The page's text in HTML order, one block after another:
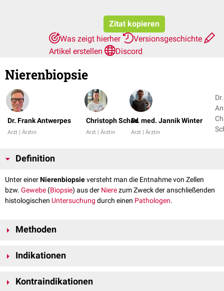
Zitat kopieren
Was zeigt hierher
Versionsgeschichte
Artikel erstellen
Discord
Nierenbiopsie
Dr. Frank Antwerpes
Arzt | Ärztin
Christoph Schad
Arzt | Ärztin
Dr. med. Jannik Winter
Arzt | Ärztin
Definition
Unter einerNierenbiopsieversteht man die Entnahme von Zellen
bzw. Gewebe (Biopsie) aus der Nierezum Zweck der anschließenden
histologischen Untersuchung durch einen Pathologen.
Methoden
Offene Nierenbiopsie
Transjuguläre Nierenbiopsie
Indikationen
Nierenerkrankungen, z.B. einer/eines
Kontraindikationen